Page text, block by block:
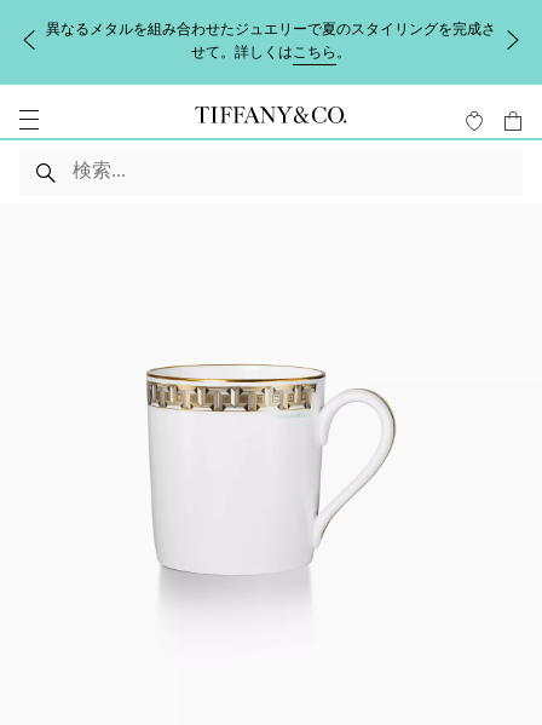
異なるメタルを組み合わせたジュエリーで夏のスタイリングを完成さ
せて。詳しくはこちら 。